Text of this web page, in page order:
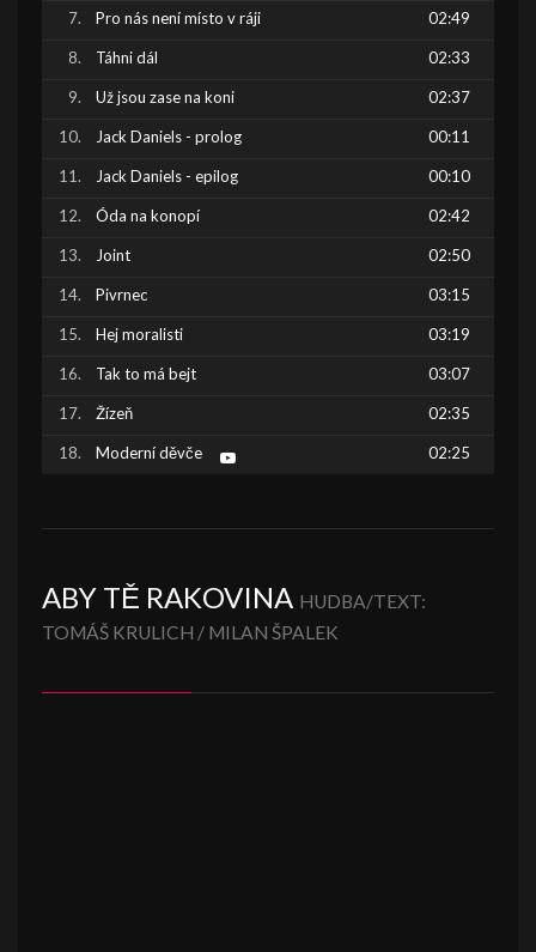
Pro nás není místo v ráji 02:49
Táhni dál 02:33
Už jsou zase na koni 02:37
Jack Daniels - prolog 00:11
Jack Daniels - epilog 00:10
Óda na konopí 02:42
Joint 02:50
Pivrnec 03:15
Hej moralisti 03:19
Tak to má bejt 03:07
Žízeň 02:35
Moderní děvče 02:25
ABY TĚ RAKOVINA HUDBA/TEXT:
TOMÁŠ KRULICH / MILAN ŠPALEK